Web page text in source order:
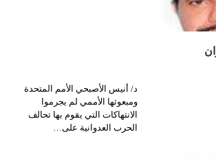
د/ أنيس الأصبحي الأمم المتحدة
ومبعوثها الأممي لم يجرموا
الانتهاكات التي يقوم بها تحالف
الحرب العدوانية على…